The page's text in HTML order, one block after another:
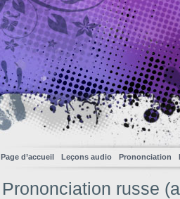
Page d’accueil Leçons audio Prononciation
Prononciation russe